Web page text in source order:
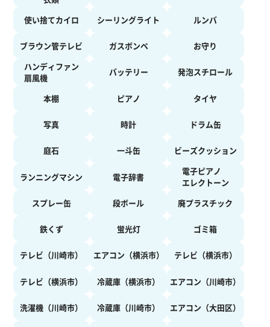
使い捨てカイロ シーリングライト ルンバ
ブラウン管テレビ ガスボンベ
お守り
ハンディファン
扇風機
バッテリー 発泡スチロール
本棚 ピアノ タイヤ
写真 時計 ドラム缶
庭石 一斗缶 ビーズクッション
ランニングマシン 電子辞書
電子ピアノ
エレクトーン
スプレー缶
段ボール 廃プラスチック
鉄くず 蛍光灯 ゴミ箱
テレビ（川崎市） エアコン（横浜市） テレビ（横浜市）
テレビ（横浜市） 冷蔵庫（横浜市） エアコン（川崎市）
洗濯機（川崎市） 冷蔵庫（川崎市） エアコン（大田区）